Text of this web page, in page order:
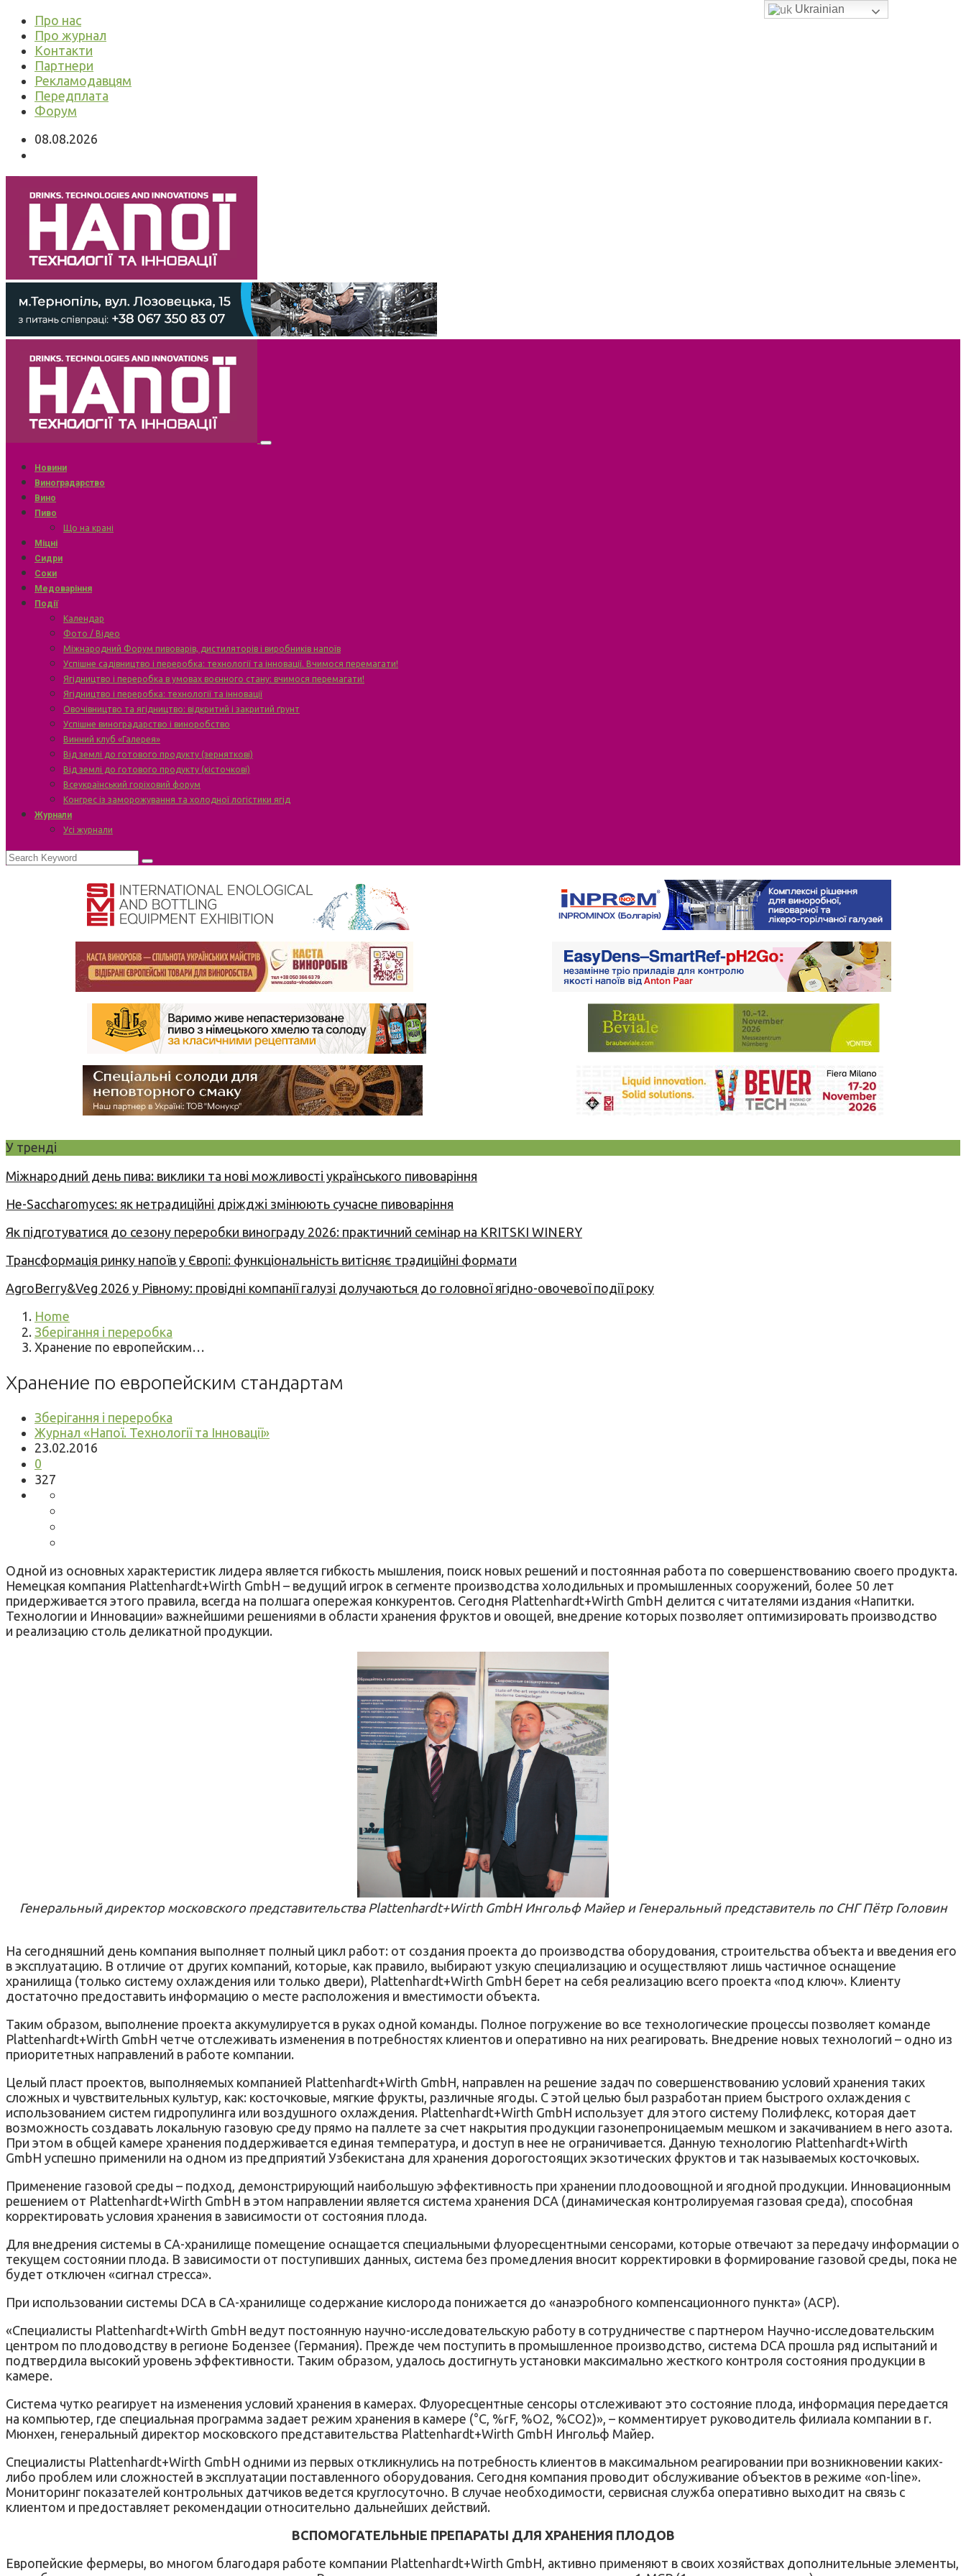
Про нас
Про журнал
Контакти
Партнери
Рекламодавцям
Передплата
Форум
08.08.2026
Новини
Виноградарство
Вино
Пиво
Що на крані
Міцні
Сидри
Соки
Медоваріння
Події
Календар
Фото / Відео
Міжнародний Форум пивоварів, дистиляторів і виробників напоїв
Успішне садівництво і переробка: технології та інновації. Вчимося перемагати!
Ягідництво і переробка в умовах воєнного стану: вчимося перемагати!
Ягідництво і переробка: технології та інновації
Овочівництво та ягідництво: відкритий і закритий ґрунт
Успішне виноградарство і виноробство
Винний клуб «Галерея»
Від землі до готового продукту (зерняткові)
Від землі до готового продукту (кісточкові)
Всеукраїнський горіховий форум
Конгрес із заморожування та холодної логістики ягід
Журнали
Усі журнали
У тренді
Міжнародний день пива: виклики та нові можливості українського пивоваріння
Не-Saccharomyces: як нетрадиційні дріжджі змінюють сучасне пивоваріння
Як підготуватися до сезону переробки винограду 2026: практичний семінар на KRITSKI WINERY
Трансформація ринку напоїв у Європі: функціональність витісняє традиційні формати
AgroBerry&Veg 2026 у Рівному: провідні компанії галузі долучаються до головної ягідно-овочевої події року
Home
Зберігання і переробка
Хранение по европейским…
Хранение по европейским стандартам
Зберігання і переробка
Журнал «Напої. Технології та Інновації»
23.02.2016
0
327
Одной из основных характеристик лидера является гибкость мышления, поиск новых решений и постоянная работа по совершенствованию своего продукта.
Немецкая компания Plаttenhardt+Wirth GmbH – ведущий игрок в сегменте производства холодильных и промышленных сооружений, более 50 лет
придерживается этого правила, всегда на полшага опережая конкурентов. Сегодня Plаttenhardt+Wirth GmbH делится с читателями издания «Напитки.
Технологии и Инновации» важнейшими решениями в области хранения фруктов и овощей, внедрение которых позволяет оптимизировать производство
и реализацию столь деликатной продукции.
Генеральный директор московского представительства Plаttenhardt+Wirth GmbH Ингольф Майер и Генеральный представитель по СНГ Пётр Головин
На сегодняшний день компания выполняет полный цикл работ: от создания проекта до производства оборудования, строительства объекта и введения его
в эксплуатацию. В отличие от других компаний, которые, как правило, выбирают узкую специализацию и осуществляют лишь частичное оснащение
хранилища (только систему охлаждения или только двери), Plаttenhardt+Wirth GmbH берет на себя реализацию всего проекта «под ключ». Клиенту
достаточно предоставить информацию о месте расположения и вместимости объекта.
Таким образом, выполнение проекта аккумулируется в руках одной команды. Полное погружение во все технологические процессы позволяет команде
Plаttenhardt+Wirth GmbH четче отслеживать изменения в потребностях клиентов и оперативно на них реагировать. Внедрение новых технологий – одно из
приоритетных направлений в работе компании.
Целый пласт проектов, выполняемых компанией Plаttenhardt+Wirth GmbH, направлен на решение задач по совершенствованию условий хранения таких
сложных и чувствительных культур, как: косточковые, мягкие фрукты, различные ягоды. С этой целью был разработан прием быстрого охлаждения с
использованием систем гидропулинга или воздушного охлаждения. Plаttenhardt+Wirth GmbH использует для этого систему Полифлекс, которая дает
возможность создавать локальную газовую среду прямо на паллете за счет накрытия продукции газонепроницаемым мешком и закачиванием в него азота.
При этом в общей камере хранения поддерживается единая температура, и доступ в нее не ограничивается. Данную технологию Plаttenhardt+Wirth
GmbH успешно применили на одном из предприятий Узбекистана для хранения дорогостоящих экзотических фруктов и так называемых косточковых.
Применение газовой среды – подход, демонстрирующий наибольшую эффективность при хранении плодоовощной и ягодной продукции. Инновационным
решением от Plаttenhardt+Wirth GmbH в этом направлении является система хранения DCA (динамическая контролируемая газовая среда), способная
корректировать условия хранения в зависимости от состояния плода.
Для внедрения системы в СА-хранилище помещение оснащается специальными флуоресцентными сенсорами, которые отвечают за передачу информации о
текущем состоянии плода. В зависимости от поступивших данных, система без промедления вносит корректировки в формирование газовой среды, пока не
будет отключен «сигнал стресса».
При использовании системы DCA в СА-хранилище содержание кислорода понижается до «анаэробного компенсационного пункта» (ACP).
«Специалисты Plаttenhardt+Wirth GmbH ведут постоянную научно-исследовательскую работу в сотрудничестве с партнером Научно-исследовательским
центром по плодоводству в регионе Бодензее (Германия). Прежде чем поступить в промышленное производство, система DCA прошла ряд испытаний и
подтвердила высокий уровень эффективности. Таким образом, удалось достигнуть установки максимально жесткого контроля состояния продукции в
камере.
Система чутко реагирует на изменения условий хранения в камерах. Флуоресцентные сенсоры отслеживают это состояние плода, информация передается
на компьютер, где специальная программа задает режим хранения в камере (°C, %rF, %O2, %CO2)», – комментирует руководитель филиала компании в г.
Мюнхен, генеральный директор московского представительства Plаttenhardt+Wirth GmbH Ингольф Майер.
Специалисты Plаttenhardt+Wirth GmbH одними из первых откликнулись на потребность клиентов в максимальном реагировании при возникновении каких-
либо проблем или сложностей в эксплуатации поставленного оборудования. Сегодня компания проводит обслуживание объектов в режиме «on-line».
Мониторинг показателей контрольных датчиков ведется круглосуточно. В случае необходимости, сервисная служба оперативно выходит на связь с
клиентом и предоставляет рекомендации относительно дальнейших действий.
ВСПОМОГАТЕЛЬНЫЕ ПРЕПАРАТЫ ДЛЯ ХРАНЕНИЯ ПЛОДОВ
Европейские фермеры, во многом благодаря работе компании Plаttenhardt+Wirth GmbH, активно применяют в своих хозяйствах дополнительные элементы,
Ukrainian